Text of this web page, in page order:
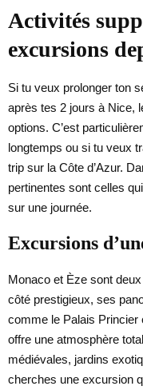
Activités
excursions
Si tu veux prolonger ton
après tes 2 jours à Nice,
options. C’est
longtemps ou si tu veux
trip sur la Côte d’Azur.
pertinentes sont celles
sur une journée.
Excursions
Monaco et Èze sont
côté prestigieux, ses
comme le Palais Princier
offre une atmosphère
médiévales, jardins
cherches une excursion